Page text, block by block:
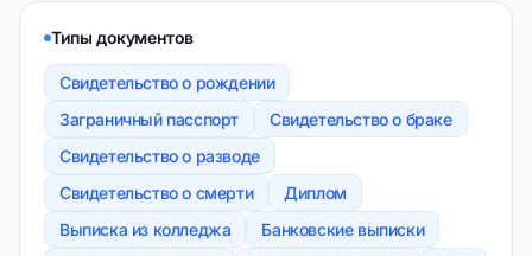
Типы документов
Свидетельство о рождении
Заграничный пасспорт
Свидетельство о браке
Свидетельство о разводе
Свидетельство о смерти
Диплом
Выписка из колледжа
Банковские выписки